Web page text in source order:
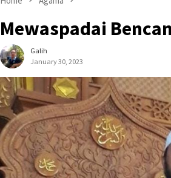
Mewaspadai
Galih
January 30, 2023